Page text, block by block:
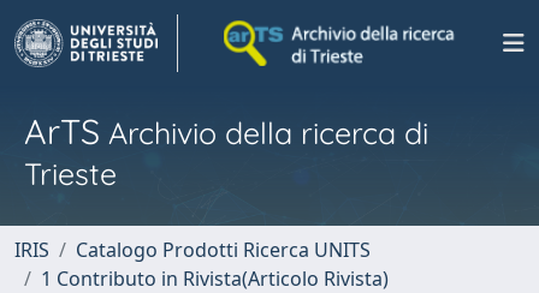
ArTS Archivio della ricerca di
Trieste
IRIS
Catalogo Prodotti Ricerca UNITS
1 Contributo in Rivista(Articolo Rivista)